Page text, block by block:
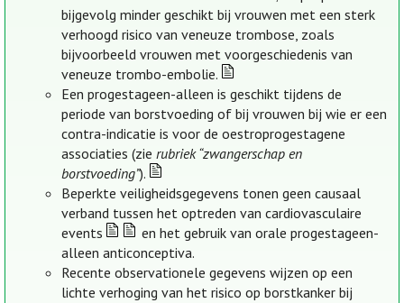
bijgevolg minder geschikt bij vrouwen met een sterk
verhoogd risico van veneuze trombose, zoals
bijvoorbeeld vrouwen met voorgeschiedenis van
veneuze trombo-embolie.
Een progestageen-alleen is geschikt tijdens de
periode van borstvoeding of bij vrouwen bij wie er een
contra-indicatie is voor de oestroprogestagene
associaties (zierubriek “zwangerschap en
borstvoeding”).
Beperkte veiligheidsgegevens tonen geen causaal
verband tussen het optreden van cardiovasculaire
events
en het gebruik van orale progestageen-
alleen anticonceptiva.
Recente observationele gegevens wijzen op een
lichte verhoging van het risico op borstkanker bij